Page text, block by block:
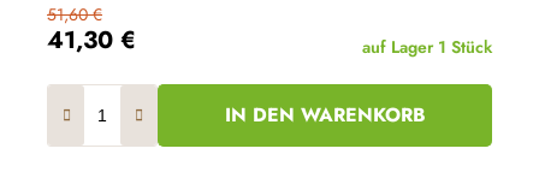
41,30 €
51,60 €
auf Lager 1 Stück
IN DEN WARENKORB